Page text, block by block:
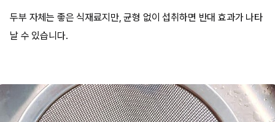
두부 자체는 좋은 식재료지만, 균형 없이 섭취하면 반대 효과가 나타
날 수 있습니다.